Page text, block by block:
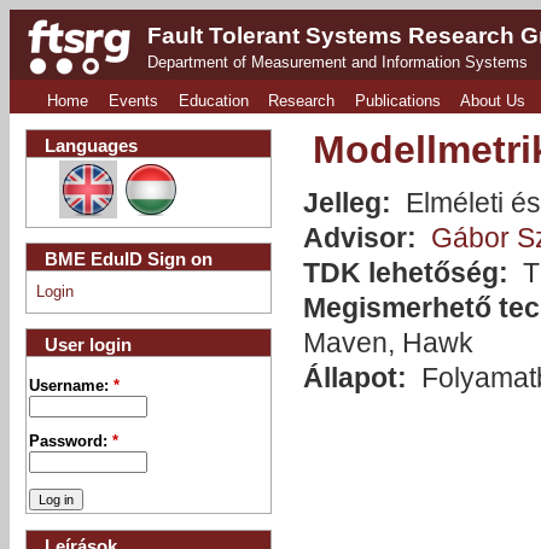
Fault Tolerant Systems Research
Department of Measurement and Information Systems
Home Events Education Research Publications About Us
Jelleg:
Elméleti
Advisor: Gábor
TDK lehetőség:
Megismerhető
Maven, Hawk
Állapot:
Languages
BME EduID Sign on
Login
User login
Username:*
Password:*